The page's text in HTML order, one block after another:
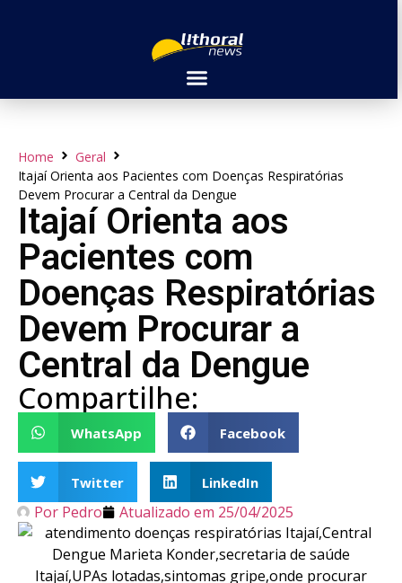
Home
Geral
Itajaí Orienta aos Pacientes com Doenças Respiratórias
Devem Procurar a Central da Dengue
Itajaí Orienta aos
Pacientes com
Doenças Respiratórias
Devem Procurar a
Central da Dengue
Compartilhe:
WhatsApp Facebook
Twitter LinkedIn
Por Pedro Atualizado em 25/04/2025